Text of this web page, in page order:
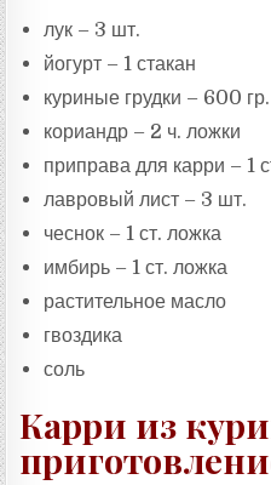
лук – 3 шт.
йогурт – 1 стакан
куриные грудки – 600 гр.
кориандр – 2 ч. ложки
приправа для карри – 1
лавровый лист – 3 шт.
чеснок – 1 ст. ложка
имбирь – 1 ст. ложка
растительное масло
гвоздика
соль
Карри из